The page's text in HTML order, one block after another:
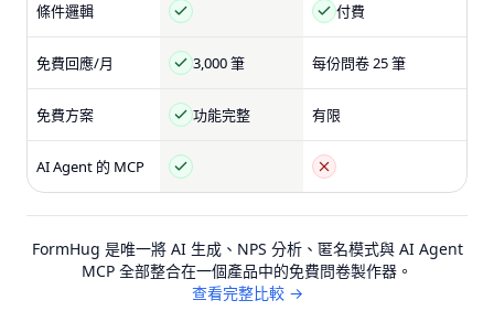
條件邏輯 付費
免費回應/月 3,000 筆 每份問卷 25 筆
免費方案 功能完整 有限
AI Agent 的 MCP
FormHug 是唯一將 AI 生成、NPS 分析、匿名模式與 AI Agent
MCP 全部整合在一個產品中的免費問卷製作器。
查看完整比較 →